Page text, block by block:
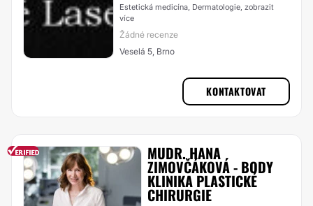
Estetická medicína, Dermatologie, zobrazit
více
Žádné recenze
Veselá 5, Brno
KONTAKTOVAT
MUDR. HANA
ZIMOVČÁKOVÁ - BODY
KLINIKA PLASTICKÉ
CHIRURGIE